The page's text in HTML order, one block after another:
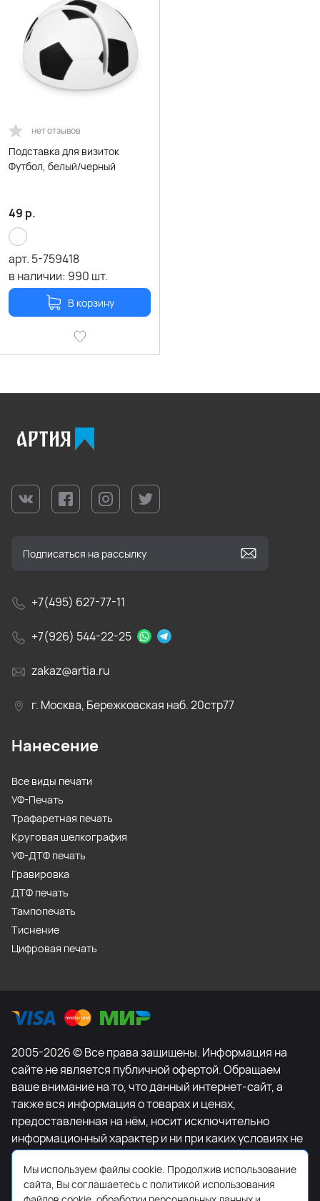
нет отзывов
Подставка для визиток
Футбол, белый/черный
49 р.
арт. 5-759418
в наличии: 990 шт.
В корзину
+7(495) 627-77-11
+7(926) 544-22-25
zakaz@artia.ru
г. Москва, Бережковская наб. 20стр77
Нанесение
Все виды печати
УФ-Печать
Трафаретная печать
Круговая шелкография
УФ-ДТФ печать
Гравировка
ДТФ печать
Тампопечать
Тиснение
Цифровая печать
2005-2026 © Все права защищены. Информация на
сайте не является публичной офертой. Обращаем
ваше внимание на то, что данный интернет-сайт, а
также вся информация о товарах и ценах,
предоставленная на нём, носит исключительно
информационный характер и ни при каких условиях не
является публичной офертой, определяемой
положениями Статьи 437 Гражданского кодекса
Российской Федерации. Для получения подробной
Мы используем файлы cookie. Продолжив использование
сайта, Вы соглашаетесь с политикой использования